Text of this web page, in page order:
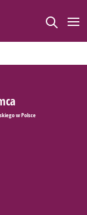
w Polsce